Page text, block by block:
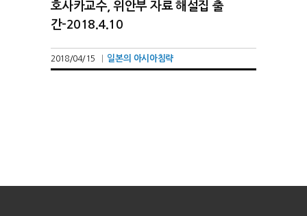
호사카교수, 위안부 자료 해설집 출
간-2018.4.10
2018/04/15 일본의 아시아침략